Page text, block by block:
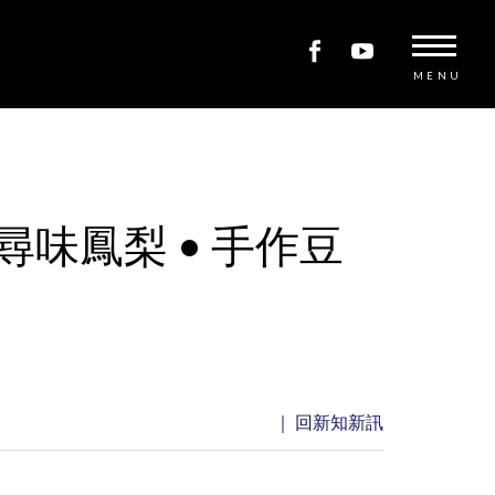
MENU
味鳳梨 • 手作豆
｜ 回新知新訊